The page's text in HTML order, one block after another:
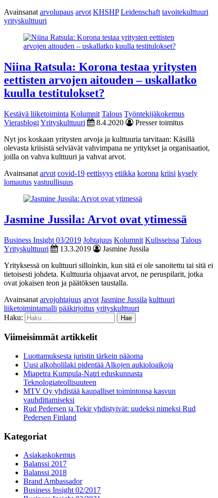
Avainsanat arvolupaus arvot KHSHP Leidenschaft tavoitekulttuuri
yrityskulttuuri
Niina Ratsula: Korona testaa yritysten
eettisten arvojen aitouden – uskallatko
kuulla testitulokset?
Kestävä liiketoiminta Kolumnit Talous Työntekijäkokemus
Vierasblogi Yrityskulttuuri 8.4.2020
Presser toimitus
Nyt jos koskaan yritysten arvoja ja kulttuuria tarvitaan: Käsillä
olevasta kriisistä selviävät vahvimpana ne yritykset ja organisaatiot,
joilla on vahva kulttuuri ja vahvat arvot.
Avainsanat arvot covid-19 eettisyys etiikka korona kriisi kysely
lomautus vastuullisuus
Jasmine Jussila: Arvot ovat ytimessä
Business Insight 03/2019 Johtajuus Kolumnit Kulisseissa Talous
Yrityskulttuuri
13.3.2019
Jasmine Jussila
Yrityksessä on kulttuuri silloinkin, kun sitä ei ole sanoitettu tai sitä ei
tietoisesti johdeta. Kulttuuria ohjaavat arvot, ne peruspilarit, jotka
ovat jokaisen teon ja päätöksen taustalla.
Avainsanat arvojohtajuus arvot Jasmine Jussila kulttuuri
liiketoimintamalli pääkirjoitus yrityskulttuuri
Haku:
Viimeisimmät artikkelit
Luottamuksesta juristin tärkein pääoma
Uusi alkoholilaki pidentää Alkojen aukioloaikoja
Miapetra Kumpula-Natri eduskunnasta
Teknologiateollisuuteen
MTV Oy yhdistää kaupalliset toimintonsa kasvun
vauhdittamiseksi
Rud Pedersen ja Tekir yhdistyivät: uudeksi nimeksi Rud
Pedersen Finland
Kategoriat
Asiakaskokemus
Balanssi 2017
Balanssi 2018
Brand Ambassador
Business Insight 02/2017